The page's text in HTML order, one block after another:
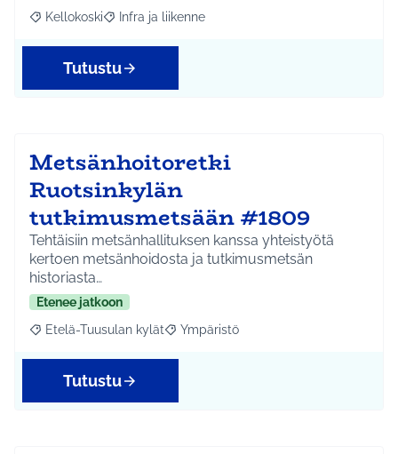
Rajaa tulokset aihepiirin mukaan: Kellokoski
Kellokoski Rajaa tulokset teeman mukaan: Infra ja liikenne
Infra ja liikenne
Tutustu
Metsänhoitoretki
Ruotsinkylän
tutkimusmetsään #1809
Tehtäisiin metsänhallituksen kanssa yhteistyötä
kertoen metsänhoidosta ja tutkimusmetsän
historiasta…
Etenee jatkoon
Rajaa tulokset aihepiirin mukaan: Etelä-Tuusulan kylät
Etelä-Tuusulan kylät Rajaa tulokset teeman mukaan:
Ympäristö
Tutustu